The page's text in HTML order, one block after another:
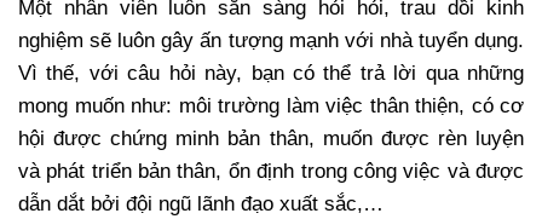
Một nhân viên luôn sẵn sàng hỏi hỏi, trau dồi kinh
nghiệm sẽ luôn gây ấn tượng mạnh với nhà tuyển dụng.
Vì thế, với câu hỏi này, bạn có thể trả lời qua những
mong muốn như: môi trường làm việc thân thiện, có cơ
hội được chứng minh bản thân, muốn được rèn luyện
và phát triển bản thân, ổn định trong công việc và được
dẫn dắt bởi đội ngũ lãnh đạo xuất sắc,…